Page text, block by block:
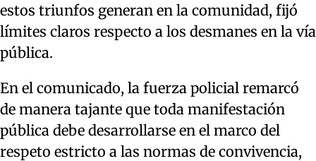
estos triunfos generan en la comunidad, fijó
límites claros respecto a los desmanes en la vía
pública.
En el comunicado, la fuerza policial remarcó
de manera tajante que toda manifestación
pública debe desarrollarse en el marco del
respeto estricto a las normas de convivencia,